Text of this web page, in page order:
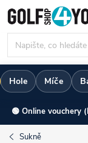
Přejít
na
obsah
Hole Míče
🟢 Online vouchery
Sukně